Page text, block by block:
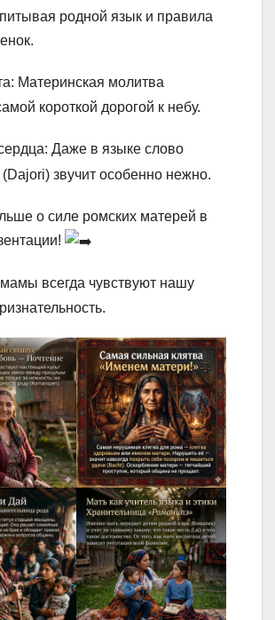
родной язык и правила
Материнская молитва
короткой дорогой к небу.
Даже в языке слово
звучит особенно нежно.
о силе ромских матерей в
всегда чувствуют нашу